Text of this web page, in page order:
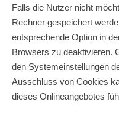
Falls die Nutzer nicht
Rechner gespeichert
entsprechende Option in
Browsers zu deaktivieren.
den Systemeinstellungen
Ausschluss von Cookies
dieses Onlineangebotes